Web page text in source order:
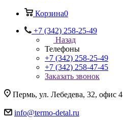
Корзина0
+7 (342) 258-25-49
Назад
Телефоны
+7 (342) 258-25-49
+7 (342) 258-47-45
Заказать звонок
Пермь, ул. Лебедева, 32, офис 4
info@termo-detal.ru